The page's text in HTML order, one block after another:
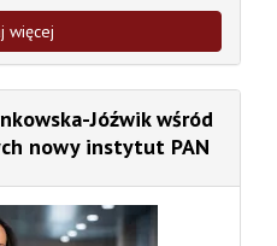
więcej
Jóźwik wśród
nowy instytut PAN